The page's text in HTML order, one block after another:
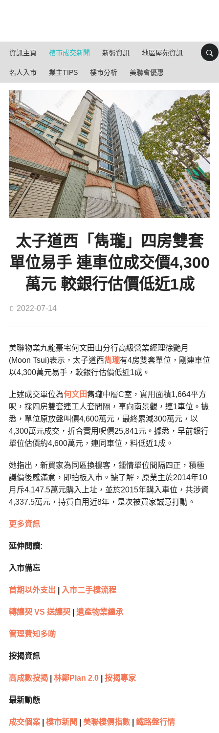
資訊主頁 樓市成交新聞 新盤資訊 地區屋苑資訊
名人入市 業主TIPS 樓市分析 美聯會優惠
太子道西「雋瓏」四房雙套
單位易手 連車位成交價4,300
萬元 較銀行估價低近1成
2022-07-14
美聯物業九龍豪宅何文田山分行高級營業經理徐艷月
(Moon Tsui)表示，太子道西雋瓏有4房雙套單位，剛連車位
以4,300萬元易手，較銀行估價低近1成。
上述成交單位為何文田雋瓏中層C室，實用面積1,664平方
呎，採四房雙套連工人套間隔，享向南景觀，連1車位。據
悉，單位原放盤叫價4,600萬元，最終累減300萬元，以
4,300萬元成交，折合實用呎價25,841元。據悉，早前銀行
單位估價約4,600萬元，連同車位，料低近1成。
她指出，新買家為同區換樓客，鍾情單位間隔四正，積極
議價後感滿意，即拍板入市。據了解，原業主於2014年10
月斥4,147.5萬元購入上址，並於2015年購入車位，共涉資
4,337.5萬元，持貨自用近8年，是次被買家誠意打動。
更多資訊
延伸閱讀:
入市備忘
首期以外支出 入市二手樓流程
轉讓契 VS 送讓契 遺產物業繼承
管理費知多啲
按揭資訊
高成數按揭| 林鄭Plan 2.0| 按揭專家
最新動態
成交個案| 樓市新聞 美聯樓價指數| 鐵路盤行情